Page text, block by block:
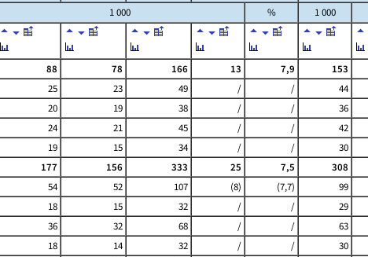
1 000
% 1 000
88 78 166 13 7,9 153
25 23 49 / / 44
20 19 38 / / 36
24 21 45 / / 42
19 15 34 / / 30
177 156 333 25 7,5 308
54 52 107 (8) (7,7) 99
18 15 32 / / 29
36 32 68 / / 63
18 14 32 / / 30